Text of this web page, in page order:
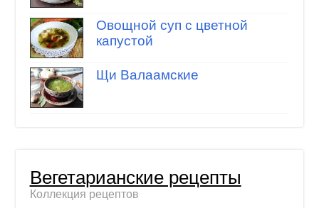
Овощной суп с цветной
капустой
Щи Валаамские
Вегетарианские рецепты
Коллекция рецептов